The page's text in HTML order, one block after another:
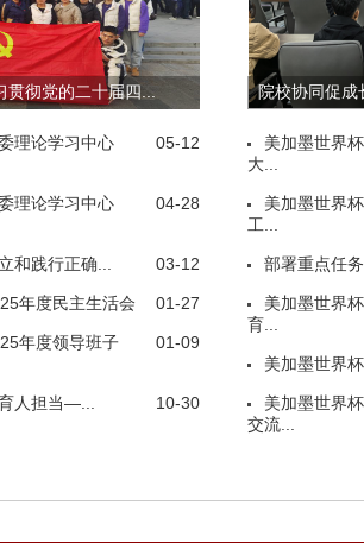
彻党的二十届四...
05-12
理论学习中心
04-28
理论学习中心
03-12
和践行正确...
01-27
年度民主生活会
01-09
年度领导班子
10-30
人担当—...
院校协同促
美加墨世界
大...
美加墨世界
工...
部署重点任
美加墨世界
育...
美加墨世界
美加墨世界
交流...